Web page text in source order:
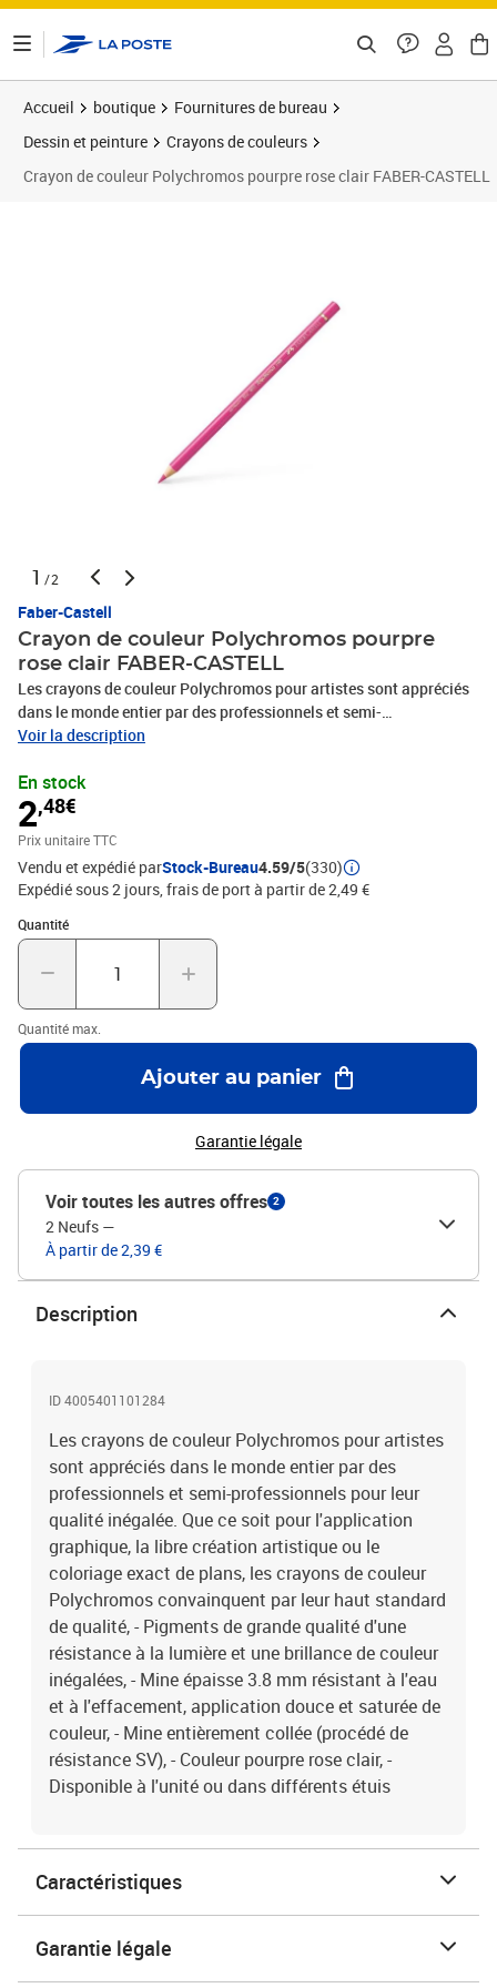
Accueil boutique
Fournitures de bureau
Dessin et peinture
Crayons de couleurs
Crayon de couleur Polychromos pourpre rose clair FABER-CASTELL
1 /2
Faber-Castell
Crayon de couleur Polychromos pourpre
rose clair FABER-CASTELL
Les crayons de couleur Polychromos pour artistes sont appréciés
dans le monde entier par des professionnels et semi-
professionnels pour leur qualité inégalée. Que ce soit pour
exact de plans, les crayons de couleur Polychromos convainquent
par leur haut standard de qualité, - Pigments de grande qualité
d'une résistance à la lumière et une brillance de couleur inégalées,
- Mine épaisse 3.8 mm résistant à l'eau et à l'effacement,
application douce et saturée de couleur, - Mine entièrement collée
(procédé de résistance SV), - Couleur pourpre rose clair, -
Disponible à l'unité ou dans différents étuis
Voir la description
En stock
2,48€
Prix unitaire TTC
Vendu et expédié parStock-Bureau4.59/5(330)
Expédié sous 2 jours, frais de port à partir de 2,49 €
Quantité
Quantité : 1
Quantité max.
Ajouter au panier
Garantie légale
Voir toutes les autres offres 2
2 Neufs —
À partir de 2,39 €
Description
ID 4005401101284
Les crayons de couleur Polychromos pour artistes
sont appréciés dans le monde entier par des
professionnels et semi-professionnels pour leur
qualité inégalée. Que ce soit pour l'application
graphique, la libre création artistique ou le
coloriage exact de plans, les crayons de couleur
Polychromos convainquent par leur haut standard
de qualité, - Pigments de grande qualité d'une
résistance à la lumière et une brillance de couleur
inégalées, - Mine épaisse 3.8 mm résistant à l'eau
et à l'effacement, application douce et saturée de
couleur, - Mine entièrement collée (procédé de
résistance SV), - Couleur pourpre rose clair, -
Disponible à l'unité ou dans différents étuis
Caractéristiques
Garantie légale